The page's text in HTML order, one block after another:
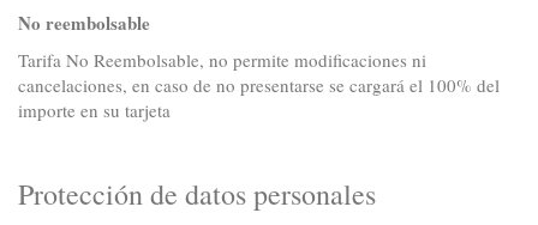
No reembolsable
Tarifa No Reembolsable, no permite modificaciones ni
cancelaciones, en caso de no presentarse se cargará el 100% del
importe en su tarjeta
Protección de datos personales